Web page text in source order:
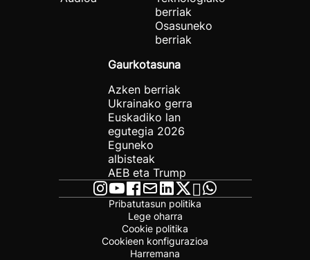
berriak
Osasuneko
berriak
Gaurkotasuna
Azken berriak
Ukrainako gerra
Euskadiko lan
egutegia 2026
Eguneko
albisteak
AEB eta Trump
Pribatutasun politika
Lege oharra
Cookie politika
Cookieen konfigurazioa
Harremana